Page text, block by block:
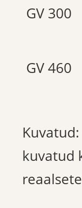
GV 300
GV 460
kuvatud